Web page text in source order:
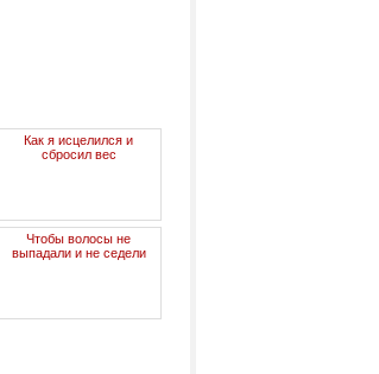
Как я исцелился и
сбросил вес
Чтобы волосы не
выпадали и не седели